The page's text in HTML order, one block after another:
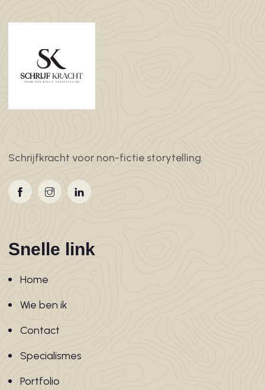
Schrijfkracht voor non-fictie storytelling.
Snelle link
Home
Wie ben ik
Contact
Specialismes
Portfolio